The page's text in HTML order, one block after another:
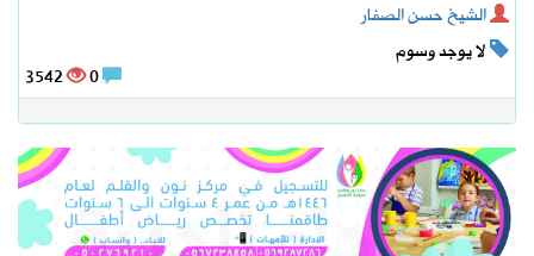
الشيخ حسن الصفار
لا يوجد وسوم
3542